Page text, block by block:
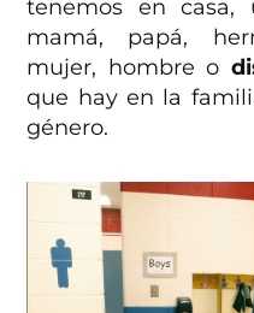
tenemos en
mamá, papá,
mujer, hombre o
que hay en la
género.